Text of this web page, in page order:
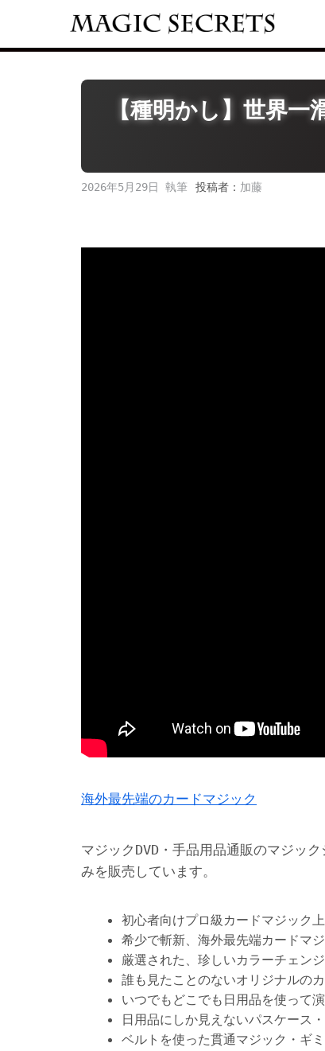
【種明かし】世界
2026年5月29日 投稿者： 加藤
海外最先端のカードマジック
マジックDVD・手品用品通販のマジック
みを販売しています。
初心者向けプロ級カードマジック
希少で斬新、海外最先端カードマ
厳選された、珍しいカラーチェン
誰も見たことのないオリジナルの
いつでもどこでも日用品を使って
日用品にしか見えないパスケース
ベルトを使った貫通マジック・ギ